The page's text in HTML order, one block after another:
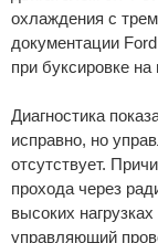
охлаждения с
документации
при буксировке
Диагностика
исправно, но
отсутствует.
прохода через
высоких
управляющий